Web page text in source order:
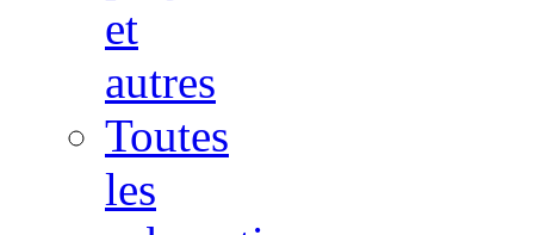
et
autres
Toutes
les